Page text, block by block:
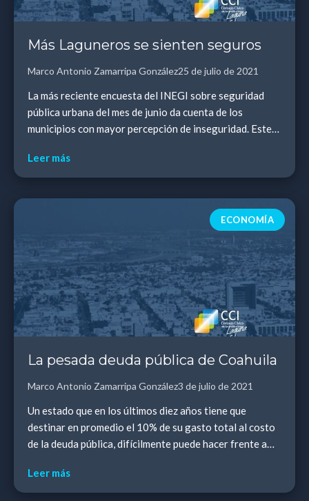
Más Laguneros se sienten seguros
Marco Antonio Zamarripa González25 de julio de 2021
La más reciente encuesta del INEGI sobre seguridad
pública urbana del mes de junio da cuenta de los
municipios con mayor percepción de inseguridad. Este
Leer más
ECONOMÍA
La pesada deuda pública de Coahuila
Marco Antonio Zamarripa González3 de julio de 2021
Un estado que en los últimos diez años tiene que
destinar en promedio el 10% de su gasto total al costo
de la deuda pública, difícilmente puede hacer frente a
Leer más